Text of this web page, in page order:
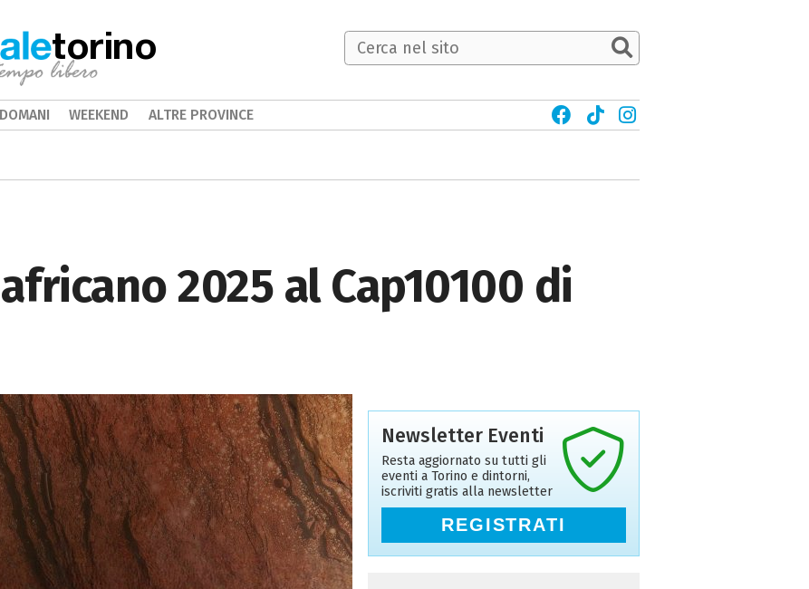
2025 al Cap10100 di
Newsletter Eventi
Resta aggiornato su tutti gli
eventi a Torino e dintorni,
iscriviti gratis alla newsletter
REGISTRATI
torino
DOMANI WEEKEND ALTRE PROVINCE